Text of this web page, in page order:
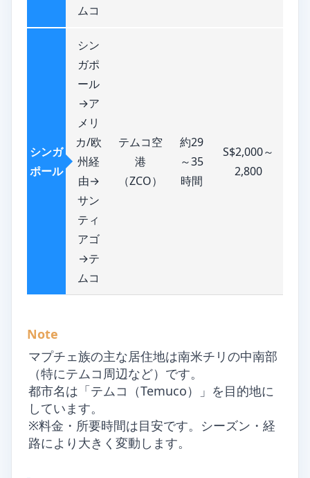
ムコ
シンガ
ポール
シン
ガポ
ール
→ア
メリ
カ/欧
州経
由→
サン
ティ
アゴ
→テ
ムコ
テムコ空
港
（ZCO）
約29
～35
時間
S$2,000～
2,800
Note
マプチェ族の主な居住地は南米チリの中南部
（特にテムコ周辺など）です。
都市名は「テムコ（Temuco）」を目的地に
しています。
※料金・所要時間は目安です。シーズン・経
路により大きく変動します。